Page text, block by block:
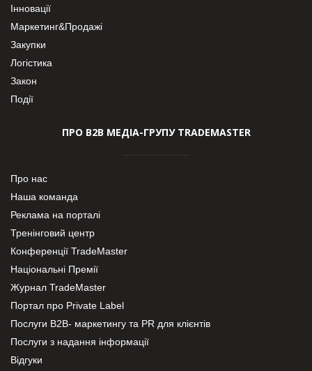
Інновації
Маркетинг&Продажі
Закупки
Логістика
Закон
Події
ПРО В2В МЕДІА-ГРУПУ TRADEMASTER
Про нас
Наша команда
Реклама на порталі
Тренінговий центр
Конференції TradeMaster
Національні Премії
Журнал TradeMaster
Портал про Private Label
Послуги В2В- маркетингу та PR для клієнтів
Послуги з надання інформації
Відгуки